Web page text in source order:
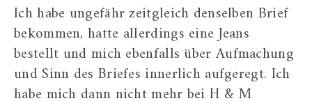
Ich habe ungefähr zeitgleich denselben Brief
bekommen, hatte allerdings eine Jeans
bestellt und mich ebenfalls über Aufmachung
und Sinn des Briefes innerlich aufgeregt. Ich
habe mich dann nicht mehr bei H & M